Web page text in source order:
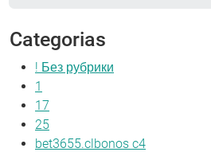
Categorias
! Без рубрики
1
17
25
bet3655.clbonos c4